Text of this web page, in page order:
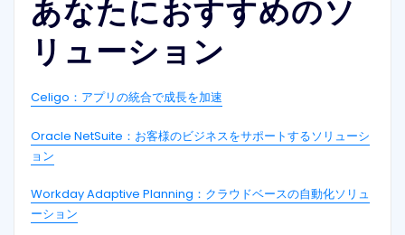
あなたにおすすめのソ
リューション
Celigo：アプリの統合で成長を加速
Oracle NetSuite：お客様のビジネスをサポートするソリューシ
ョン
Workday Adaptive Planning：クラウドベースの自動化ソリュ
ーション